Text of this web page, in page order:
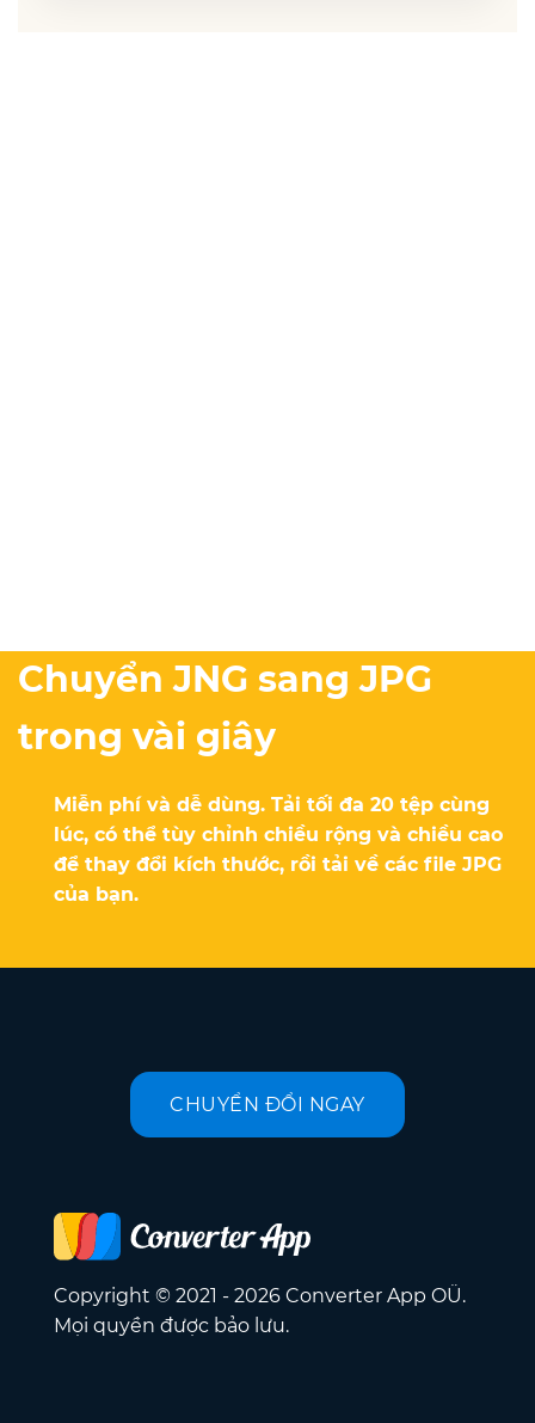
Chuyển JNG sang JPG
trong vài giây
Miễn phí và dễ dùng. Tải tối đa 20 tệp cùng
lúc, có thể tùy chỉnh chiều rộng và chiều cao
để thay đổi kích thước, rồi tải về các file JPG
của bạn.
CHUYỂN ĐỔI NGAY
Copyright © 2021 - 2026 Converter App OÜ.
Mọi quyền được bảo lưu.